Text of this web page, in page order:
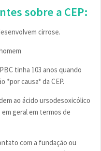
sobre a CEP:
cirrose.
tinha 103 anos quando
*por causa* da CEP.
ao ácido ursodesoxicólico
geral em termos de
com a fundação ou